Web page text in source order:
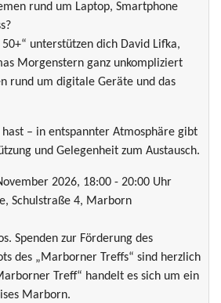
rund um Laptop, Smartphone
unterstützen dich David Lifka,
Morgenstern ganz unkompliziert
rund um digitale Geräte und das
hast – in entspannter Atmosphäre gibt
und Gelegenheit zum Austausch.
2026, 18:00 - 20:00 Uhr
Schulstraße 4, Marborn
Spenden zur Förderung des
des „Marborner Treffs“ sind herzlich
Treff“ handelt es sich um ein
Marborn.